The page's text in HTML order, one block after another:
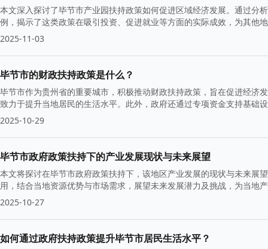
本文深入探讨了毕节市产业园扶持政策如何促进区域经济发展。通过分
例，揭示了这类政策在吸引投资、促进就业等方面的实际成效，为其他
举措与成就。
2025-11-03
毕节市的财政扶持政策是什么？
毕节市作为贵州省的重要城市，积极推动财政扶持政策，旨在促进经济
致力于提升当地居民的生活水平。此外，政府还通过专项资金支持基础
2025-10-29
毕节市政府政策扶持下的产业发展现状与未来展望
本文将探讨在毕节市政府政策扶持下，该地区产业发展的现状与未来展
用，结合当地资源优势与市场需求，展望未来发展潜力及挑战，为当地
2025-10-27
如何通过政府扶持政策提升毕节市居民生活水平？